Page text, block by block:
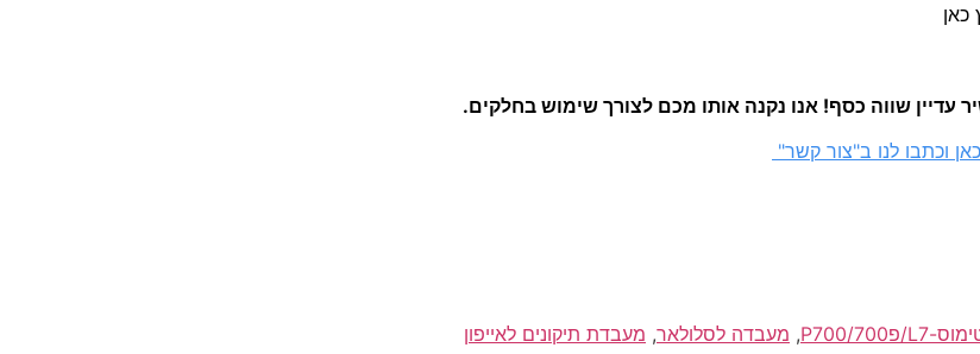
שווה כסף! אנו נקנה אותו מכם לצורך שימוש בחלקים.
וכתבו לנו ב"צור קשר"
, מעבדה לסלולאר, מעבדת תיקונים לאייפון